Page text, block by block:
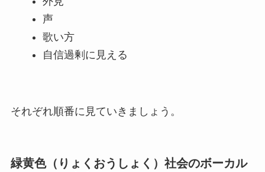
声
歌い方
自信過剰に見える
それぞれ順番に見ていきましょう。
緑黄色（りょくおうしょく）社会のボーカル